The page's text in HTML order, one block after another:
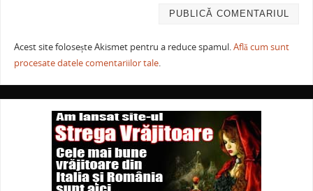
Acest site folosește Akismet pentru a reduce spamul.Află cum sunt
procesate datele comentariilor tale.